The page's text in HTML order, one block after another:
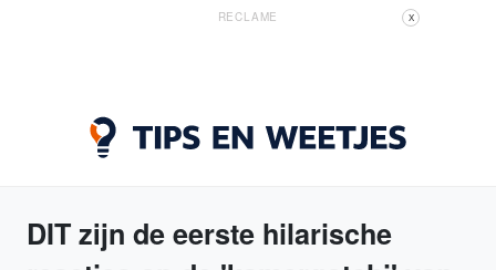
RECLAME X
DIT zijn de eerste hilarische